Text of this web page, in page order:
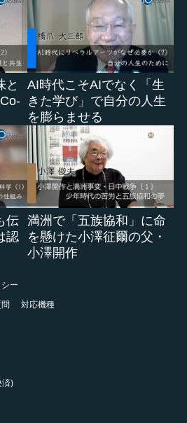
と
AI時代こそAIでなく「生
きた学び」で自分の人生
を膨らませる
伝
認
満洲で「五族協和」に命
を懸けた小澤征爾の父・
小澤開作
ー
対応機種
済)